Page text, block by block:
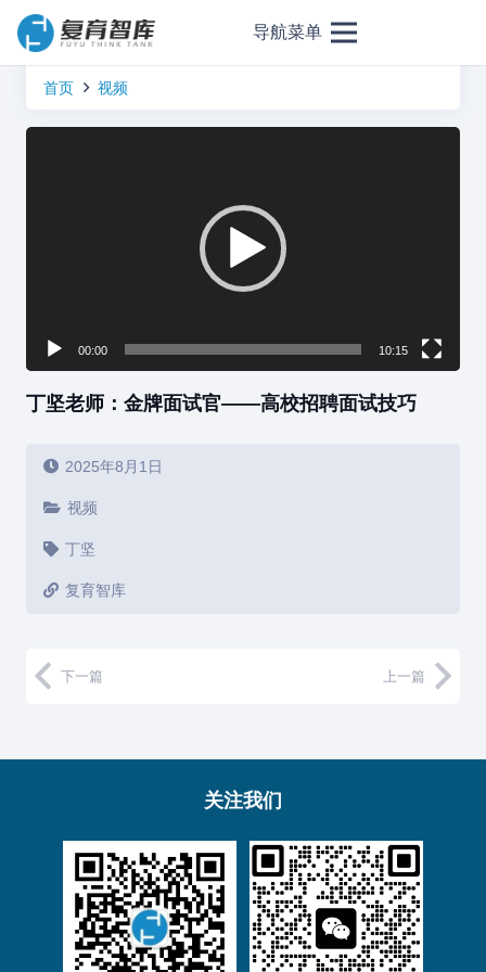
导航菜单
首页 视频
00:00 10:15
丁坚老师：金牌面试官——高校招聘面试技巧
2025年8月1日
视频
丁坚
复育智库
下一篇 上一篇
关注我们